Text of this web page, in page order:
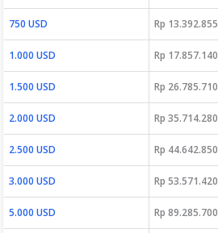
750 USD Rp 13.392.855
1.000 USD Rp 17.857.140
1.500 USD Rp 26.785.710
2.000 USD Rp 35.714.280
2.500 USD Rp 44.642.850
3.000 USD Rp 53.571.420
5.000 USD Rp 89.285.700